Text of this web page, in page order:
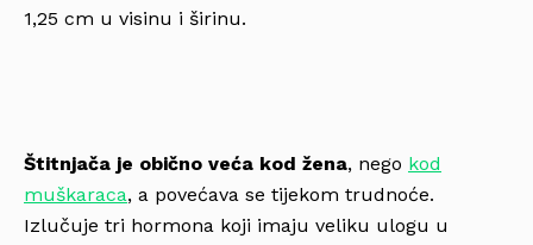
1,25 cm u visinu i širinu.
Štitnjača je obično veća kod žena, nego kod
muškaraca, a povećava se tijekom trudnoće.
Izlučuje tri hormona koji imaju veliku ulogu u